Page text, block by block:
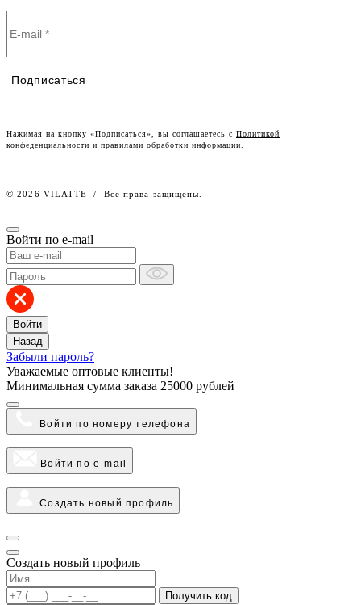
Договор-оферта
Условия сотрудничества
Lookbook
Работа в компании
Подписаться
Нажимая на кнопку «Подписаться», вы соглашаетесь с Политикой
конфеденциальности и правилами обработки информации.
© 2026 VILATTE / Все права защищены.
Войти по e-mail
Войти
Назад
Забыли пароль?
Уважаемые оптовые клиенты!
Минимальная сумма заказа 25000 рублей
Войти по номеру телефона
Войти по e-mail
Создать новый профиль
Создать новый профиль
Получить код